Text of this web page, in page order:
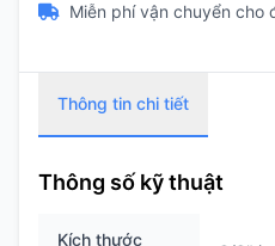
Miễn phí vận chuyển cho
Thông tin chi tiết
Thông số kỹ thuật
Kích thước